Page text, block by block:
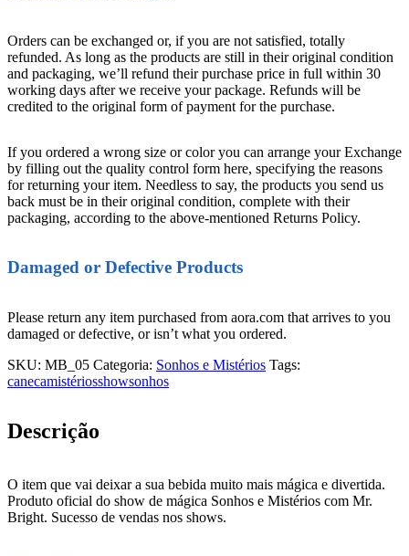
Orders can be exchanged or, if you are not satisfied, totally
refunded. As long as the products are still in their original condition
and packaging, we’ll refund their purchase price in full within 30
working days after we receive your package. Refunds will be
credited to the original form of payment for the purchase.
If you ordered a wrong size or color you can arrange your Exchange
by filling out the quality control form here, specifying the reasons
for returning your item. Needless to say, the products you send us
back must be in their original condition, complete with their
packaging, according to the above-mentioned Returns Policy.
Damaged or Defective Products
Please return any item purchased from aora.com that arrives to you
damaged or defective, or isn’t what you ordered.
SKU: MB_05 Categoria: Sonhos e Mistérios Tags:
canecamistériosshowsonhos
Descrição
O item que vai deixar a sua bebida muito mais mágica e divertida.
Produto oficial do show de mágica Sonhos e Mistérios com Mr.
Bright. Sucesso de vendas nos shows.